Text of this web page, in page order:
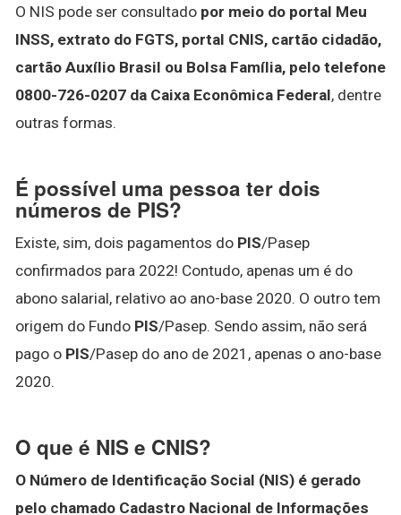
O NIS pode ser consultado por meio do portal Meu
INSS, extrato do FGTS, portal CNIS, cartão cidadão,
cartão Auxílio Brasil ou Bolsa Família, pelo telefone
0800-726-0207 da Caixa Econômica Federal, dentre
outras formas.
É possível uma pessoa ter dois
números de PIS?
Existe, sim, dois pagamentos do PIS/Pasep
confirmados para 2022! Contudo, apenas um é do
abono salarial, relativo ao ano-base 2020. O outro tem
origem do Fundo PIS/Pasep. Sendo assim, não será
pago o PIS/Pasep do ano de 2021, apenas o ano-base
2020.
O que é NIS e CNIS?
O Número de Identificação Social (NIS) é gerado
pelo chamado Cadastro Nacional de Informações